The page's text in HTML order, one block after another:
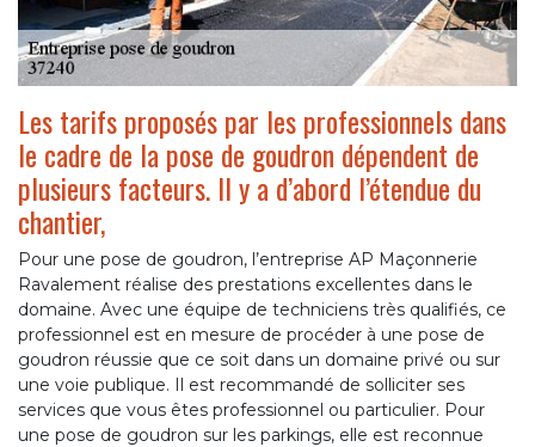
Les tarifs proposés par les professionnels dans
le cadre de la pose de goudron dépendent de
plusieurs facteurs. Il y a d’abord l’étendue du
chantier,
Pour une pose de goudron, l’entreprise AP Maçonnerie
Ravalement réalise des prestations excellentes dans le
domaine. Avec une équipe de techniciens très qualifiés, ce
professionnel est en mesure de procéder à une pose de
goudron réussie que ce soit dans un domaine privé ou sur
une voie publique. Il est recommandé de solliciter ses
services que vous êtes professionnel ou particulier. Pour
une pose de goudron sur les parkings, elle est reconnue